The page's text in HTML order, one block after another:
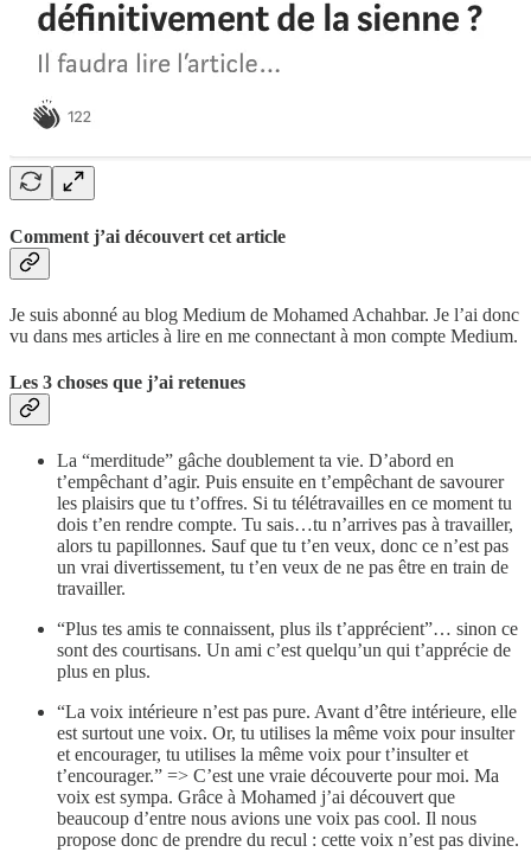
Comment j’ai découvert cet article
Je suis abonné au blog Medium de Mohamed Achahbar. Je l’ai donc
vu dans mes articles à lire en me connectant à mon compte Medium.
Les 3 choses que j’ai retenues
La “merditude” gâche doublement ta vie. D’abord en
t’empêchant d’agir. Puis ensuite en t’empêchant de savourer
les plaisirs que tu t’offres. Si tu télétravailles en ce moment tu
dois t’en rendre compte. Tu sais…tu n’arrives pas à travailler,
alors tu papillonnes. Sauf que tu t’en veux, donc ce n’est pas
un vrai divertissement, tu t’en veux de ne pas être en train de
travailler.
“Plus tes amis te connaissent, plus ils t’apprécient”… sinon ce
sont des courtisans. Un ami c’est quelqu’un qui t’apprécie de
plus en plus.
“La voix intérieure n’est pas pure. Avant d’être intérieure, elle
est surtout une voix. Or, tu utilises la même voix pour insulter
et encourager, tu utilises la même voix pour t’insulter et
t’encourager.” => C’est une vraie découverte pour moi. Ma
voix est sympa. Grâce à Mohamed j’ai découvert que
beaucoup d’entre nous avions une voix pas cool. Il nous
propose donc de prendre du recul : cette voix n’est pas divine.